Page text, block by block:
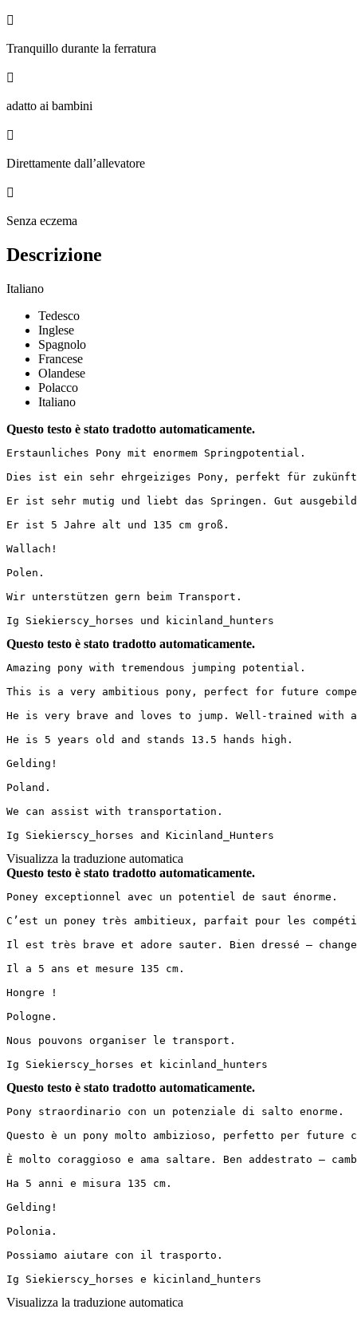

Tranquillo durante la ferratura

adatto ai bambini

Direttamente dall’allevatore

Senza eczema
Descrizione
Italiano
Tedesco
Inglese
Spagnolo
Francese
Olandese
Polacco
Italiano
Questo testo è stato tradotto automaticamente.
Erstaunliches Pony mit enormem Springpotential.
Dies ist ein sehr ehrgeiziges Pony, perfekt für
Er ist sehr mutig und liebt das Springen. Gut
Er ist 5 Jahre alt und 135 cm groß.
Wallach!
Polen.
Wir unterstützen gern beim Transport.
Ig Siekierscy_horses und kicinland_hunters
Questo testo è stato tradotto automaticamente.
Amazing pony with tremendous jumping potential.
This is a very ambitious pony, perfect for future
He is very brave and loves to jump. Well-trained with
He is 5 years old and stands 13.5 hands high.
Gelding!
Poland.
We can assist with transportation.
Ig Siekierscy_horses and Kicinland_Hunters
Visualizza la traduzione automatica
Questo testo è stato tradotto automaticamente.
Poney exceptionnel avec un potentiel de saut énorme.
C’est un poney très ambitieux, parfait pour les
Il est très brave et adore sauter. Bien dressé –
Il a 5 ans et mesure 135 cm.
Hongre !
Pologne.
Nous pouvons organiser le transport.
Ig Siekierscy_horses et kicinland_hunters
Questo testo è stato tradotto automaticamente.
Pony straordinario con un potenziale di salto enorme.
Questo è un pony molto ambizioso, perfetto per
È molto coraggioso e ama saltare. Ben addestrato –
Ha 5 anni e misura 135 cm.
Gelding!
Polonia.
Possiamo aiutare con il trasporto.
Ig Siekierscy_horses e kicinland_hunters
Visualizza la traduzione automatica